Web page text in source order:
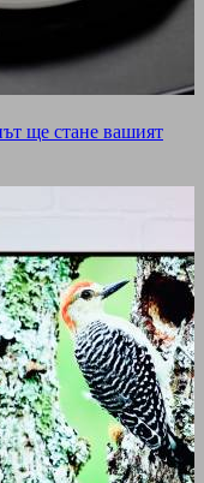
ще стане вашият